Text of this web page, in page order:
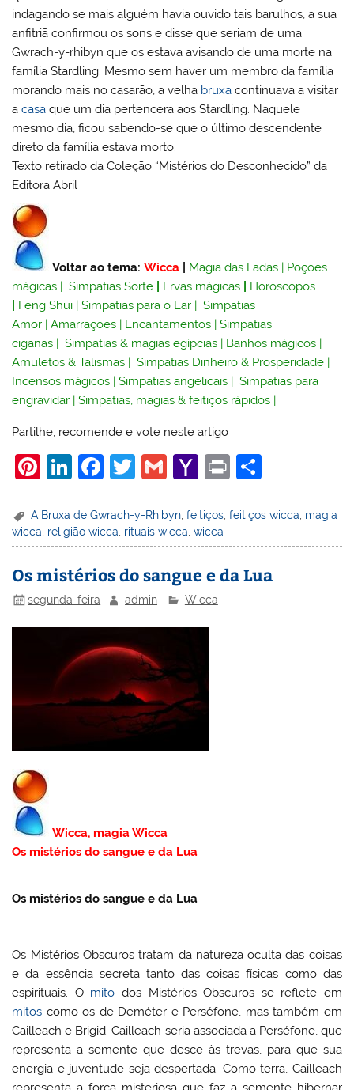
indagando se mais alguém havia ouvido tais barulhos, a sua
anfitriã confirmou os sons e disse que seriam de uma
Gwrach-y-rhibyn que os estava avisando de uma morte na
família Stardling. Mesmo sem haver um membro da família
morando mais no casarão, a velha bruxa continuava a visitar
acasa que um dia pertencera aos Stardling. Naquele
mesmo dia, ficou sabendo-se que o último descendente
direto da família estava morto.
Texto retirado da Coleção “Mistérios do Desconhecido” da
Editora Abril
Voltar ao tema: Wicca Magia das Fadas | Poções
mágicas | Simpatias Sorte Ervas mágicas
Horóscopos
Feng Shui |Simpatias para o Lar |Simpatias
Amor |Amarrações | Encantamentos |Simpatias
ciganas |Simpatias & magias egípcias | Banhos mágicos |
Amuletos & Talismãs |Simpatias Dinheiro & Prosperidade |
Incensos mágicos |Simpatias angelicais |Simpatias para
engravidar |Simpatias, magias & feitiços rápidos |
Partilhe, recomende e vote neste artigo
Pi
er
e
st
Li
k
e
dI
n
F
c
e
b
o
k
T
itt
er
G
ai
l
Y
h
o
o
M
Pr
t
ar
e
A Bruxa de Gwrach-y-Rhibyn ,feitiços ,feitiços wicca magia
wicca religião wicca rituais wicca ,wicca
Os mistérios do sangue e da Lua
segunda-feira admin Wicca
Wicca, magia Wicca
Os mistérios do sangue e da Lua
Os mistérios do sangue e da Lua
Os Mistérios Obscuros tratam da natureza oculta das coisas
e da essência secreta tanto das coisas físicas como das
espirituais. O mito dos Mistérios Obscuros se reflete em
mitos como os de Deméter e Perséfone, mas também em
Cailleach e Brigid. Cailleach seria associada a Perséfone, que
representa a semente que desce às trevas, para que sua
energia e juventude seja despertada. Como terra, Cailleach